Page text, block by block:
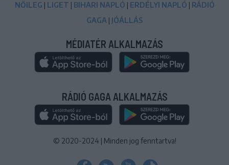
NŐILEG | LIGET | BIHARI NAPLÓ | ERDÉLYI NAPLÓ | RÁDIÓ
GAGA | JÓÁLLÁS
MÉDIATÉR ALKALMAZÁS
RÁDIÓ GAGA ALKALMAZÁS
© 2020-2024 | Minden jog fenntartva!